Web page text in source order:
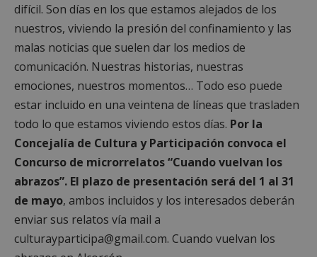
difícil. Son días en los que estamos alejados de los
nuestros, viviendo la presión del confinamiento y las
malas noticias que suelen dar los medios de
comunicación. Nuestras historias, nuestras
emociones, nuestros momentos… Todo eso puede
estar incluido en una veintena de líneas que trasladen
todo lo que estamos viviendo estos días. Por la
Concejalía de Cultura y Participación convoca el
Concurso de microrrelatos “Cuando vuelvan los
abrazos”. El plazo de presentación será del 1 al 31
de mayo, ambos incluidos y los interesados deberán
enviar sus relatos vía mail a
culturayparticipa@gmail.com. Cuando vuelvan los